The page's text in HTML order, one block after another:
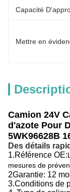
Capacité
Mettre en
Camion 24V
d'azote Pour
5WK96628B
Des détails
1.Référence OE:
mesures de
2Garantie: 12
3.Conditions de